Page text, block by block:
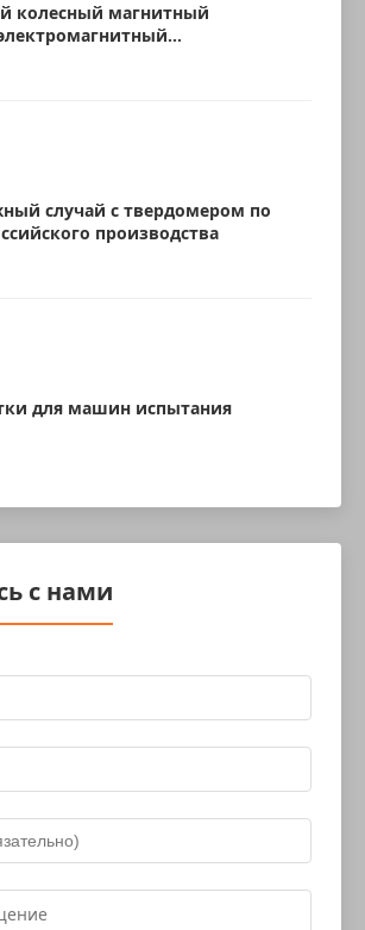
колесный магнитный
робот для измерения
случай с твердомером по
производства
для машин испытания
с нами